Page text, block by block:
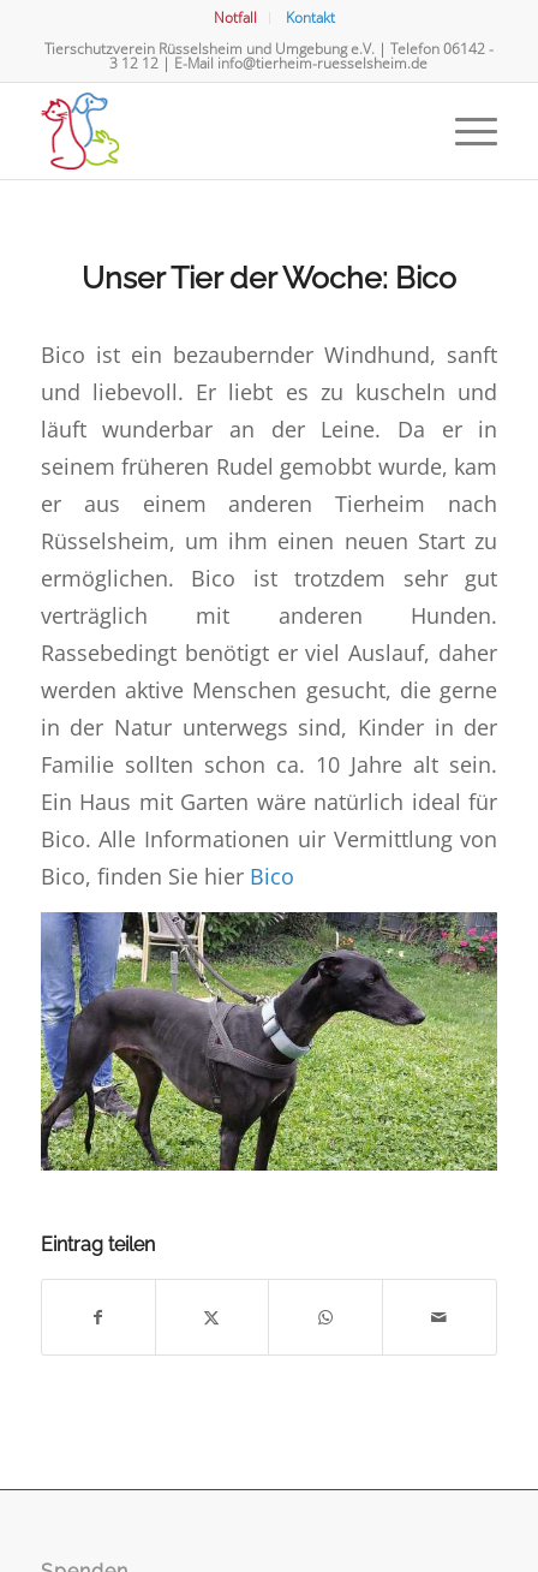
Notfall
Kontakt
Tierschutzverein Rüsselsheim und Umgebung e.V. | Telefon06142 -
3 12 12 | E-Mail info@tierheim-ruesselsheim.de
Unser Tier der Woche: Bico
Bico ist ein bezaubernder Windhund, sanft
und liebevoll. Er liebt es zu kuscheln und
läuft wunderbar an der Leine. Da er in
seinem früheren Rudel gemobbt wurde, kam
er aus einem anderen Tierheim nach
Rüsselsheim, um ihm einen neuen Start zu
ermöglichen. Bico ist trotzdem sehr gut
verträglich mit anderen Hunden.
Rassebedingt benötigt er viel Auslauf, daher
werden aktive Menschen gesucht, die gerne
in der Natur unterwegs sind, Kinder in der
Familie sollten schon ca. 10 Jahre alt sein.
Ein Haus mit Garten wäre natürlich ideal für
Bico. Alle Informationen uir Vermittlung von
Bico, finden Sie hier Bico
Eintrag teilen